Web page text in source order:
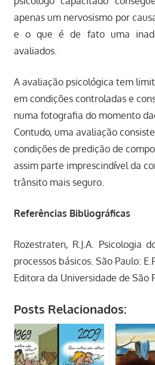
apenas um nervosismo por
e o que é de fato uma
avaliados.
A avaliação psicológica tem
em condições controladas e
numa fotografia do momento
Contudo, uma avaliação
condições de predição de
assim parte imprescindível da
trânsito mais seguro.
Referências Bibliográficas
Rozestraten, R.J.A. Psicologia
processos básicos. São Paulo:
Editora da Universidade de São
Posts Relacionados: